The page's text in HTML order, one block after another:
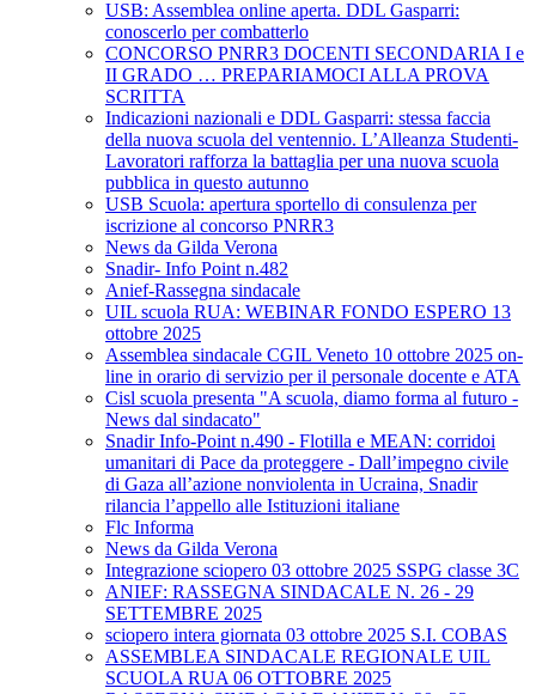
USB: Assemblea online aperta. DDL Gasparri:
conoscerlo per combatterlo
CONCORSO PNRR3 DOCENTI SECONDARIA I e
II GRADO … PREPARIAMOCI ALLA PROVA
SCRITTA
Indicazioni nazionali e DDL Gasparri: stessa faccia
della nuova scuola del ventennio. L’Alleanza Studenti-
Lavoratori rafforza la battaglia per una nuova scuola
pubblica in questo autunno
USB Scuola: apertura sportello di consulenza per
iscrizione al concorso PNRR3
News da Gilda Verona
Snadir- Info Point n.482
Anief-Rassegna sindacale
UIL scuola RUA: WEBINAR FONDO ESPERO 13
ottobre 2025
Assemblea sindacale CGIL Veneto 10 ottobre 2025 on-
line in orario di servizio per il personale docente e ATA
Cisl scuola presenta "A scuola, diamo forma al futuro -
News dal sindacato"
Snadir Info-Point n.490 - Flotilla e MEAN: corridoi
umanitari di Pace da proteggere - Dall’impegno civile
di Gaza all’azione nonviolenta in Ucraina, Snadir
rilancia l’appello alle Istituzioni italiane
Flc Informa
News da Gilda Verona
Integrazione sciopero 03 ottobre 2025 SSPG classe 3C
ANIEF: RASSEGNA SINDACALE N. 26 - 29
SETTEMBRE 2025
sciopero intera giornata 03 ottobre 2025 S.I. COBAS
ASSEMBLEA SINDACALE REGIONALE UIL
SCUOLA RUA 06 OTTOBRE 2025